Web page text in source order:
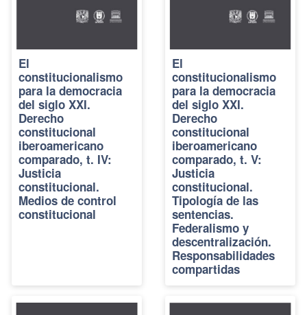
El
constitucionalismo
para la democracia
del siglo XXI.
Derecho
constitucional
iberoamericano
comparado, t. IV:
Justicia
constitucional.
Medios de control
constitucional
El
constitucionalismo
para la democracia
del siglo XXI.
Derecho
constitucional
iberoamericano
comparado, t. V:
Justicia
constitucional.
Tipología de las
sentencias.
Federalismo y
descentralización.
Responsabilidades
compartidas